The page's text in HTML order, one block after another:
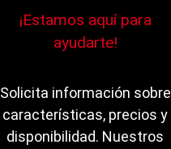
¡Estamos aquí para
ayudarte!
Solicita información sobre
características, precios y
disponibilidad. Nuestros